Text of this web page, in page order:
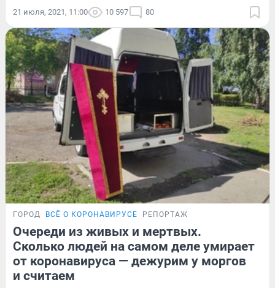
21 июля, 2021, 11:00 10 597 80
ГОРОД ВСЁ О КОРОНАВИРУСЕ РЕПОРТАЖ
Очереди из живых и мертвых.
Сколько людей на самом деле умирает
от коронавируса — дежурим у моргов
и считаем